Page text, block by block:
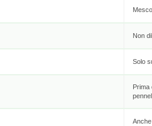
Non
Solo